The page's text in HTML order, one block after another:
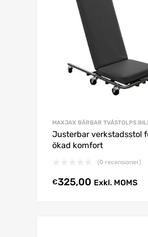
MAXJAX BÄRBAR TVÅSTOLPS
Justerbar verkstadsstol
ökad komfort
(0 recensioner)
€325,00 Exkl. MOMS